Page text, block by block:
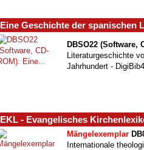
Eine Geschichte der spanischen
DBSO22 (Software,
Literaturgeschichte
Jahrhundert - DigiBib4
EKL - Evangelisches
Mängelexemplar
Internationale